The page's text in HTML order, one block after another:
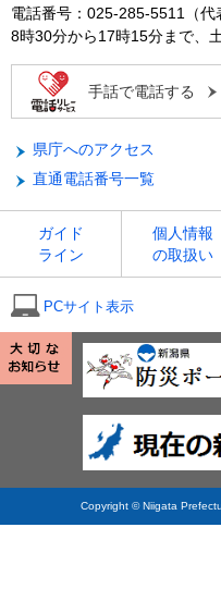
電話番号：025-285-5511（代
8時30分から17時15分まで、
手話で電話する
県庁へのアクセス
直通電話番号一覧
ガイド
ライン
個人情報
の取扱い
PCサイト表示
Copyright © Niigata